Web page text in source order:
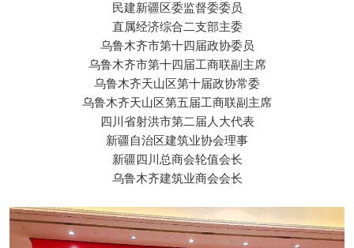
民建新疆区委监督委委员
直属经济综合二支部主委
乌鲁木齐市第十四届政协委员
乌鲁木齐市第十四届工商联副主席
乌鲁木齐天山区第十届政协常委
乌鲁木齐天山区第五届工商联副主席
四川省射洪市第二届人大代表
新疆自治区建筑业协会理事
新疆四川总商会轮值会长
乌鲁木齐建筑业商会会长